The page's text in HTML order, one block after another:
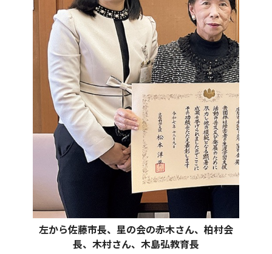
左から佐藤市長、星の会の赤木さん、柏村会
長、木村さん、木島弘教育長